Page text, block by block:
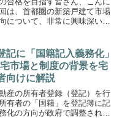
は、首都圏の新築戸建て市場
について、非常に興味深いデ
は下落傾向にありますが、そ
ると「上昇...
記に「国籍記入義務化」
市場と制度の背景を宅
向けに解説
産の所有者登録（登記）を行
有者の「国籍」を登記簿に記
化の方向が政府で調整されて